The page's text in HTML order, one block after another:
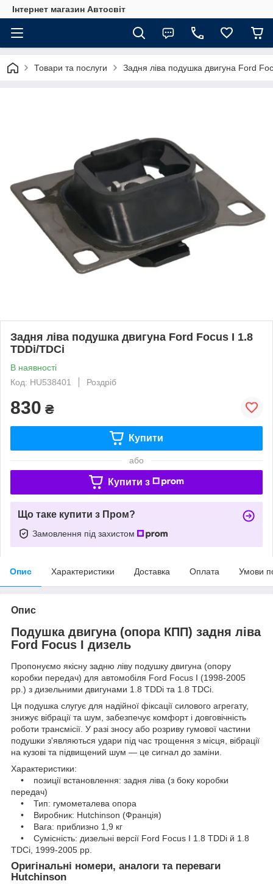
Інтернет магазин Автосвіт
Товари та послуги Задня ліва подушка двигуна Ford
Задня ліва подушка двигуна Ford Focus I 1.8
TDDi/TDCi
В наявності
Код: HU538401
Роздріб
830 ₴
Купити
або
Купити з
Що таке купити з Пром?
Замовлення під захистом
Опис Характеристики Доставка Оплата Умови
Опис
Подушка двигуна (опора КПП) задня ліва
Ford Focus I дизель
Пропонуємо якісну задню ліву подушку двигуна (опору
коробки передач) для автомобіля Ford Focus I (1998-2005
рр.) з дизельними двигунами 1.8 TDDi та 1.8 TDCi.
Ця подушка слугує для надійної фіксації силового агрегату,
знижує вібрації та шум, забезпечує комфорт і довговічність
роботи трансмісії. У разі зносу або розриву гумової частини
подушки з'являються удари під час трощення з місця, вібрації
на кузові та підвищений шум — це сигнал до заміни.
Характеристики:
• позиції встановлення: задня ліва (з боку коробки
передач)
• Тип: гумометалева опора
• Виробник: Hutchinson (Франція)
• Вага: приблизно 1,9 кг
• Сумісність: дизельні версії Ford Focus I 1.8 TDDi й 1.8
TDCi, 1999-2005 рр.
Оригінальні номери, аналоги та переваги
Hutchinson